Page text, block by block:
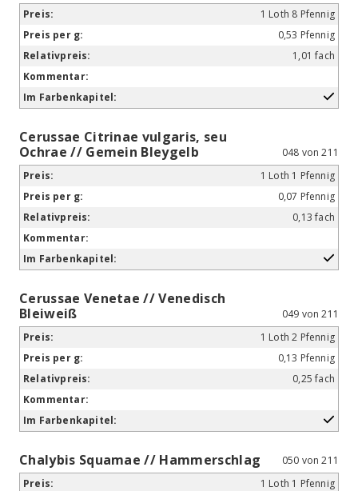
1 Loth 8 Pfennig
0,53 Pfennig
1,01 fach
Cerussae Citrinae vulgaris, seu
Ochrae // Gemein Bleygelb
048 von 211
1 Loth 1 Pfennig
0,07 Pfennig
0,13 fach
Cerussae Venetae // Venedisch
Bleiweiß
049 von 211
1 Loth 2 Pfennig
0,13 Pfennig
0,25 fach
Chalybis Squamae // Hammerschlag
050 von 211
1 Loth 1 Pfennig